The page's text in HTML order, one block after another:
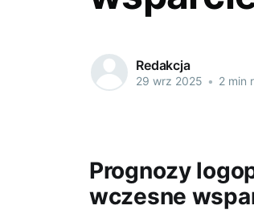
Redakcja
29 wrz 2025 • 2 min
Prognozy
wczesne